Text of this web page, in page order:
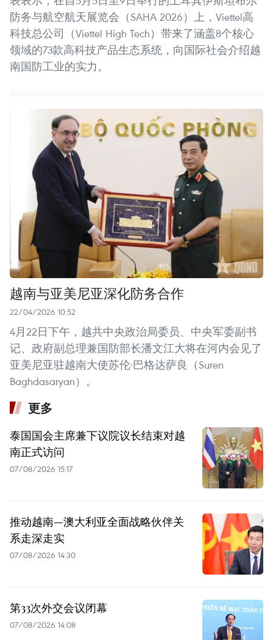
防务与航空航天展览会（SAHA 2026）上，Viettel高
科技总公司（Viettel High Tech）带来了涵盖8个核心
领域的73款高科技产品生态系统，向国际社会介绍越
南国防工业的实力。
越南与亚美尼亚深化防务合作
22/04/2026 10:52
4月22日下午，越共中央政治局委员、中央军委副书
记、政府副总理兼国防部长潘文江大将在河内会见了
亚美尼亚驻越南大使苏伦·巴格达萨良（Suren
Baghdasaryan）。
更多
泰国国会主席兼下议院议长结束对越
南正式访问
07/08/2026 15:17
推动越南—澳大利亚全面战略伙伴关
系走深走实
07/08/2026 14:30
第33次外交会议闭幕
07/08/2026 14:08